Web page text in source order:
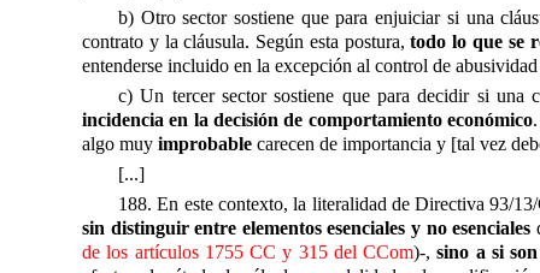
b) Otro sector sostiene que para enjuiciar si una
contrato y la cláusula. Según esta postura,todo lo que se
entenderse incluido en la excepción al control de
c) Un tercer sector sostiene que para decidir si una
incidencia en la decisión de comportamiento económico
algo muy improbable carecen de importancia y [tal vez
[...]
188. En este contexto, la literalidad de Directiva 93/13/
sin distinguir entre elementos esenciales y no esenciales
de los artículos 1755 CC y 315 del CCom)-,sino a si